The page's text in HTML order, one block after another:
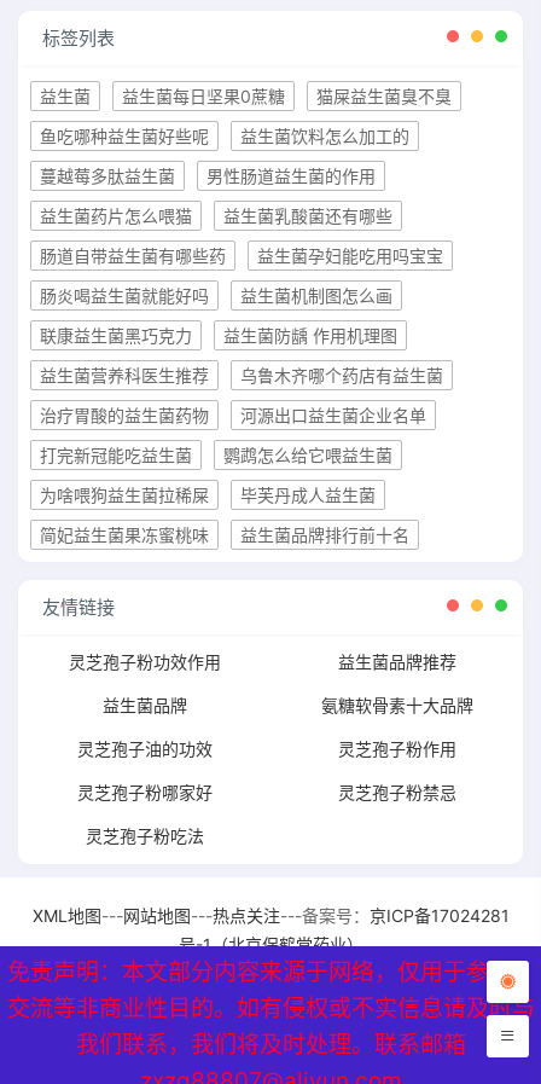
免责声明：本文部分内容来源于网络，仅用于参考、
交流等非商业性目的。如有侵权或不实信息请及时与
我们联系，我们将及时处理。联系邮箱
标签列表
益生菌 益生菌每日坚果0蔗糖
猫屎益生菌臭不臭
鱼吃哪种益生菌好些呢
益生菌饮料怎么加工的
蔓越莓多肽益生菌
男性肠道益生菌的作用
益生菌药片怎么喂猫
益生菌乳酸菌还有哪些
肠道自带益生菌有哪些药
益生菌孕妇能吃用吗宝宝
肠炎喝益生菌就能好吗
益生菌机制图怎么画
联康益生菌黑巧克力
益生菌防龋 作用机理图
益生菌营养科医生推荐
乌鲁木齐哪个药店有益生菌
治疗胃酸的益生菌药物
河源出口益生菌企业名单
打完新冠能吃益生菌
鹦鹉怎么给它喂益生菌
为啥喂狗益生菌拉稀屎
毕芙丹成人益生菌
简妃益生菌果冻蜜桃味
益生菌品牌排行前十名
友情链接
灵芝孢子粉功效作用 益生菌品牌推荐
益生菌品牌 氨糖软骨素十大品牌
灵芝孢子油的功效 灵芝孢子粉作用
灵芝孢子粉哪家好 灵芝孢子粉禁忌
灵芝孢子粉吃法
XML地图---网站地图---热点关注---备案号： 京ICP备17024281
号-1（北京保鹤堂药业）
免责声明：本文部分内容来源于网络，仅用于参考、
交流等非商业性目的。如有侵权或不实信息请及时与
我们联系，我们将及时处理。联系邮箱